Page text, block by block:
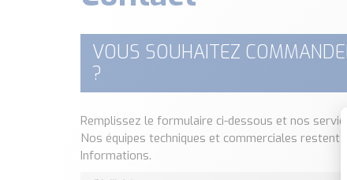
VOUS SOUHAITEZ
?
Remplissez le formulaire ci-dessous et nos
Nos équipes techniques et commerciales
Informations.